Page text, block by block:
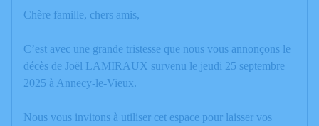
Chère famille, chers amis,
C’est avec une grande tristesse que nous vous annonçons le
décès de Joël LAMIRAUX survenu le jeudi 25 septembre
2025 à Annecy-le-Vieux.
Nous vous invitons à utiliser cet espace pour laisser vos